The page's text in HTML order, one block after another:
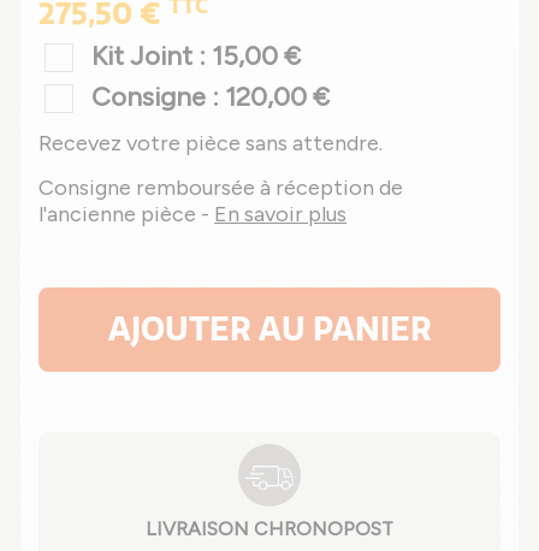
275,50 € TTC
Kit Joint : 15,00 €
Consigne : 120,00 €
Recevez votre pièce sans attendre.
Consigne remboursée à réception de
l'ancienne pièce - En savoir plus
AJOUTER AU PANIER
LIVRAISON CHRONOPOST